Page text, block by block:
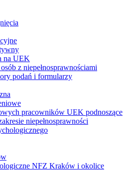
na UEK
z niepełnosprawnościami
podań i formularzy
pracowników UEK podnoszące
niepełnosprawności
NFZ Kraków i okolice